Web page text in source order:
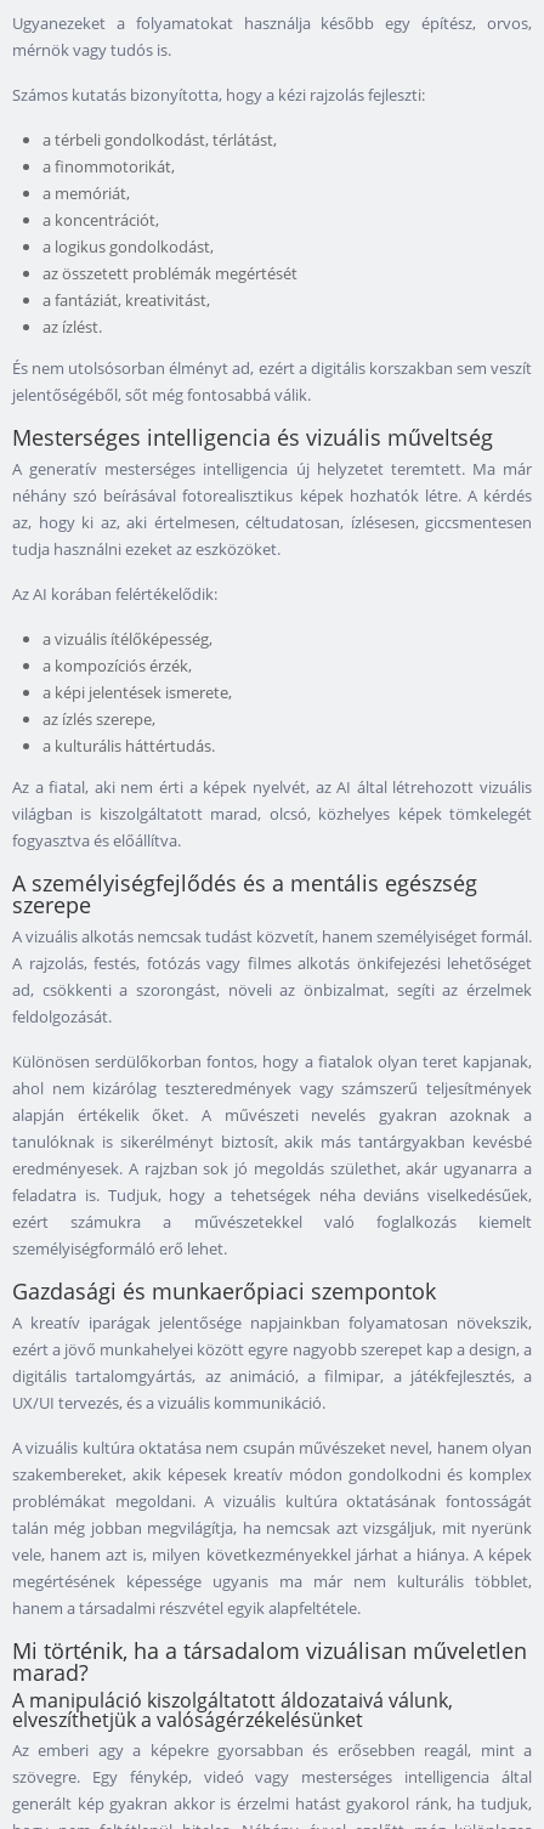
Ugyanezeket a folyamatokat használja később egy építész, orvos,
mérnök vagy tudós is.
Számos kutatás bizonyította, hogy a kézi rajzolás fejleszti:
a térbeli gondolkodást, térlátást,
a finommotorikát,
a memóriát,
a koncentrációt,
a logikus gondolkodást,
az összetett problémák megértését
a fantáziát, kreativitást,
az ízlést.
És nem utolsósorban élményt ad, ezért a digitális korszakban sem veszít
jelentőségéből, sőt még fontosabbá válik.
Mesterséges intelligencia és vizuális műveltség
A generatív mesterséges intelligencia új helyzetet teremtett. Ma már
néhány szó beírásával fotorealisztikus képek hozhatók létre. A kérdés
az, hogy ki az, aki értelmesen, céltudatosan, ízlésesen, giccsmentesen
tudja használni ezeket az eszközöket.
Az AI korában felértékelődik:
a vizuális ítélőképesség,
a kompozíciós érzék,
a képi jelentések ismerete,
az ízlés szerepe,
a kulturális háttértudás.
Az a fiatal, aki nem érti a képek nyelvét, az AI által létrehozott vizuális
világban is kiszolgáltatott marad, olcsó, közhelyes képek tömkelegét
fogyasztva és előállítva.
A személyiségfejlődés és a mentális egészség
szerepe
A vizuális alkotás nemcsak tudást közvetít, hanem személyiséget formál.
A rajzolás, festés, fotózás vagy filmes alkotás önkifejezési lehetőséget
ad, csökkenti a szorongást, növeli az önbizalmat, segíti az érzelmek
feldolgozását.
Különösen serdülőkorban fontos, hogy a fiatalok olyan teret kapjanak,
ahol nem kizárólag teszteredmények vagy számszerű teljesítmények
alapján értékelik őket. A művészeti nevelés gyakran azoknak a
tanulóknak is sikerélményt biztosít, akik más tantárgyakban kevésbé
eredményesek. A rajzban sok jó megoldás születhet, akár ugyanarra a
feladatra is. Tudjuk, hogy a tehetségek néha deviáns viselkedésűek,
ezért számukra a művészetekkel való foglalkozás kiemelt
személyiségformáló erő lehet.
Gazdasági és munkaerőpiaci szempontok
A kreatív iparágak jelentősége napjainkban folyamatosan növekszik,
ezért a jövő munkahelyei között egyre nagyobb szerepet kap a design, a
digitális tartalomgyártás, az animáció, a filmipar, a játékfejlesztés, a
UX/UI tervezés, és a vizuális kommunikáció.
A vizuális kultúra oktatása nem csupán művészeket nevel, hanem olyan
szakembereket, akik képesek kreatív módon gondolkodni és komplex
problémákat megoldani. A vizuális kultúra oktatásának fontosságát
talán még jobban megvilágítja, ha nemcsak azt vizsgáljuk, mit nyerünk
vele, hanem azt is, milyen következményekkel járhat a hiánya. A képek
megértésének képessége ugyanis ma már nem kulturális többlet,
hanem a társadalmi részvétel egyik alapfeltétele.
Mi történik, ha a társadalom vizuálisan műveletlen
marad?
A manipuláció kiszolgáltatott áldozataivá válunk,
elveszíthetjük a valóságérzékelésünket
Az emberi agy a képekre gyorsabban és erősebben reagál, mint a
szövegre. Egy fénykép, videó vagy mesterséges intelligencia által
generált kép gyakran akkor is érzelmi hatást gyakorol ránk, ha tudjuk,